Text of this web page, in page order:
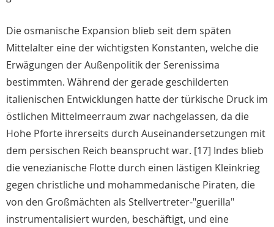
Die osmanische Expansion blieb seit dem späten
Mittelalter eine der wichtigsten Konstanten, welche die
Erwägungen der Außenpolitik der Serenissima
bestimmten. Während der gerade geschilderten
italienischen Entwicklungen hatte der türkische Druck im
östlichen Mittelmeerraum zwar nachgelassen, da die
Hohe Pforte ihrerseits durch Auseinandersetzungen mit
dem persischen Reich beansprucht war. [17] Indes blieb
die venezianische Flotte durch einen lästigen Kleinkrieg
gegen christliche und mohammedanische Piraten, die
von den Großmächten als Stellvertreter-"guerilla"
instrumentalisiert wurden, beschäftigt, und eine